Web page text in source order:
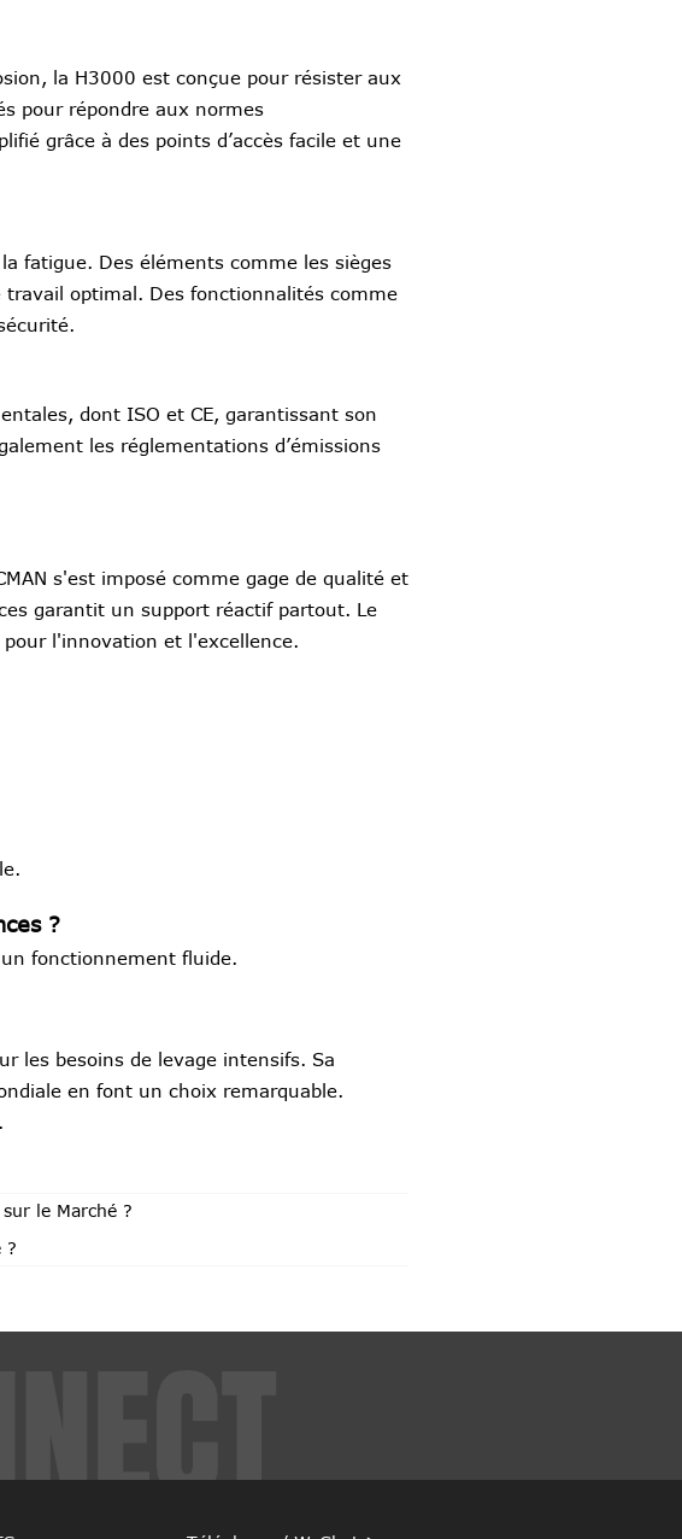
la H3000 est conçue pour résister aux
pour répondre aux normes
grâce à des points d’accès facile et une
fatigue. Des éléments comme les sièges
optimal. Des fonctionnalités comme
dont ISO et CE, garantissant son
les réglementations d’émissions
s'est imposé comme gage de qualité et
garantit un support réactif partout. Le
l'innovation et l'excellence.
?
fonctionnement fluide.
les besoins de levage intensifs. Sa
en font un choix remarquable.
le Marché ?
?